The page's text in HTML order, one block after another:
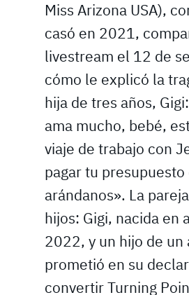
Miss Arizona USA),
casó en 2021,
livestream el 12 de
cómo le explicó la
hija de tres años,
ama mucho, bebé,
viaje de trabajo con
pagar tu presupuesto
arándanos». La
hijos: Gigi, nacida en
2022, y un hijo de un
prometió en su
convertir Turning